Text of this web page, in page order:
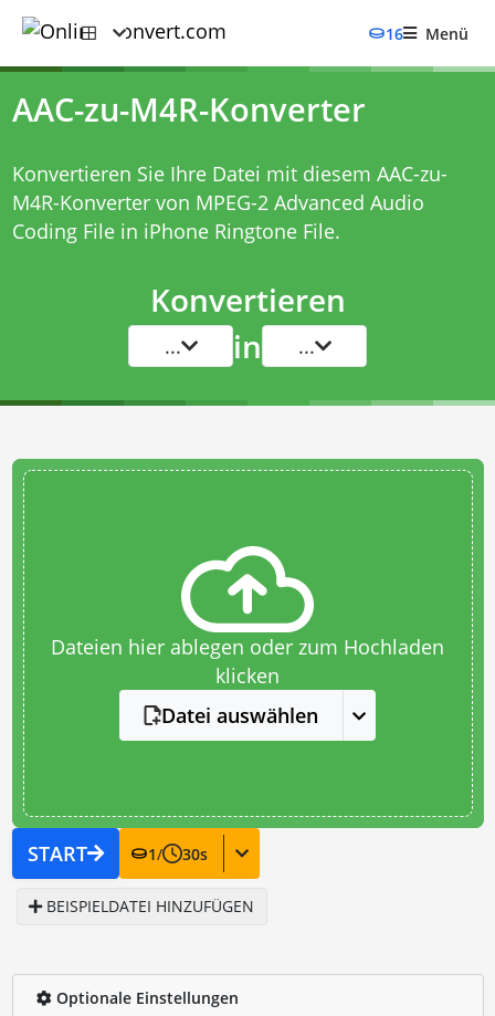
16 Menü
AAC-zu-M4R-Konverter
Konvertieren Sie Ihre Datei mit diesem AAC-zu-
M4R-Konvertervon MPEG-2 Advanced Audio
Coding File in iPhone Ringtone File.
Konvertieren
... in ...
Dateien hier ablegen oder zum Hochladen
klicken
Datei auswählen
START 1/ 30s
BEISPIELDATEI HINZUFÜGEN
Optionale Einstellungen